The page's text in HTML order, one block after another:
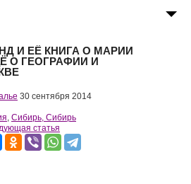
И ЕЁ КНИГА О МАРИИ
О ГЕОГРАФИИ И
30 сентября 2014
, Сибирь, Сибирь
статья